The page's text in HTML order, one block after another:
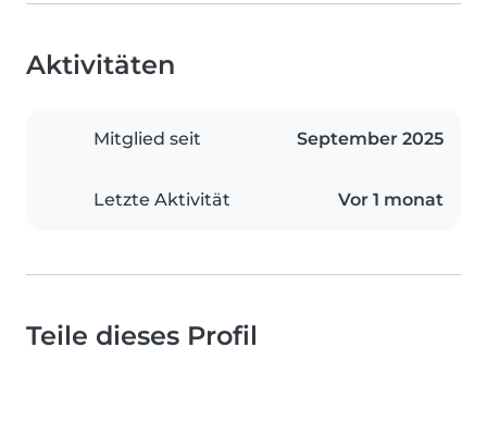
Aktivitäten
Mitglied seit September 2025
Letzte Aktivität Vor 1 monat
Teile dieses Profil